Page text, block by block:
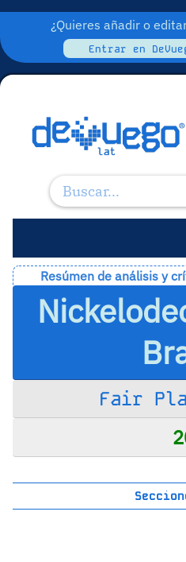
¿Quieres añadir o
Entrar en
Resúmen de análisis y
Fair